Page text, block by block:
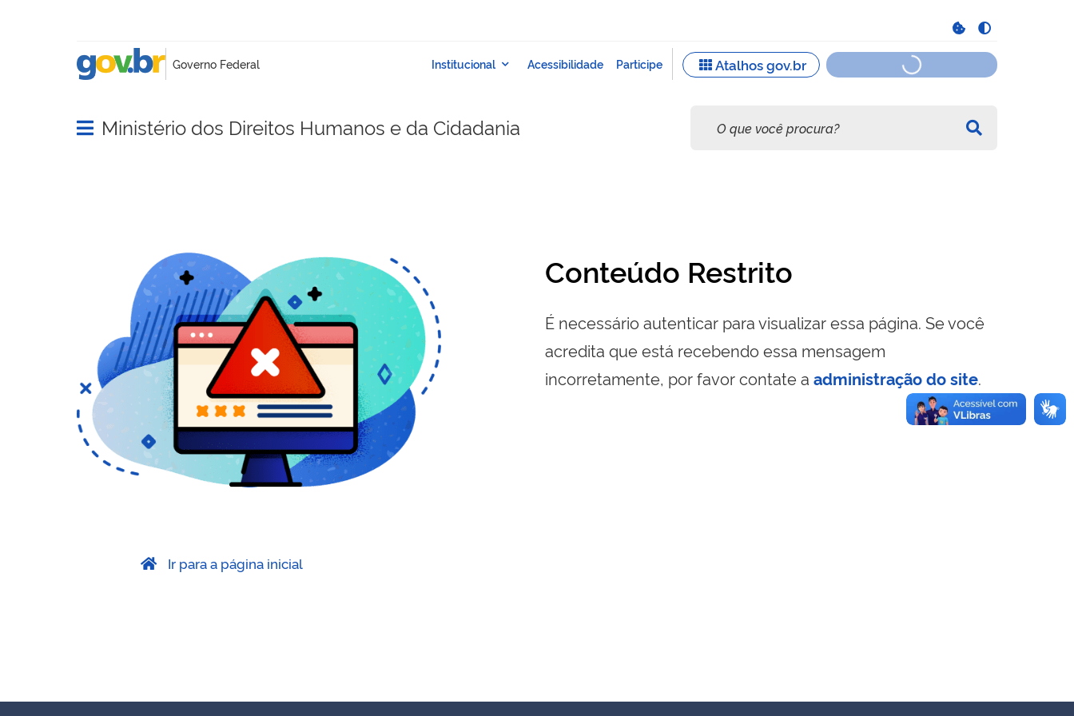
Abrir menu principal de navegação
Ministério dos Direitos Humanos e da Cidadania
Conteúdo Restrito
É necessário autenticar para visualizar essa página. Se você
acredita que está recebendo essa mensagem
incorretamente, por favor contate a administração do site.
Ir para a página inicial